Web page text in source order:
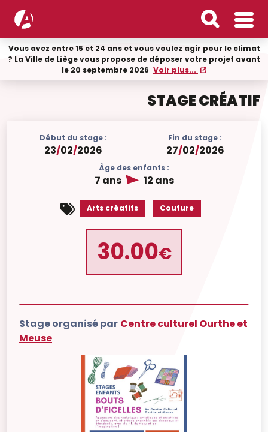
Vous avez entre 15 et 24 ans et vous voulez agir pour le climat
? La Ville de Liège vous propose de déposer votre projet avant
le 20 septembre 2026 Voir plus...
STAGE CRÉATIF
Début du stage :
23/02/2026
Fin du stage :
27/02/2026
Âge des enfants :
7 ans 12 ans
Arts créatifs Couture
30.00€
Stage organisé par Centre culturel Ourthe et
Meuse